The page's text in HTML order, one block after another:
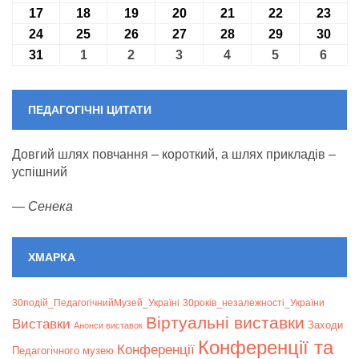
17 17.08.2026
18 18.08.2026
1919.08.2026
2020.08.2026
2121.08.2026
2222.08.2026
23
24 24.08.2026
25 25.08.2026
2626.08.2026
2727.08.2026
2828.08.2026
2929.08.2026
30
31 31.08.2026
101.09.2026
2 02.09.2026
3 03.09.2026
4 04.09.2026
5 05.09.2026
6
ПЕДАГОГІЧНІ ЦИТАТИ
Довгий шлях повчання – короткий, а шлях прикладів –
успішний
— Сенека
ХМАРКА
30подій_ПедагогічнийМузей_Україні 30років_незалежності_України
Bиставки Анонси виставок Віртуальні виставки Заходи
Педагогічного музею Конференції Конференції та